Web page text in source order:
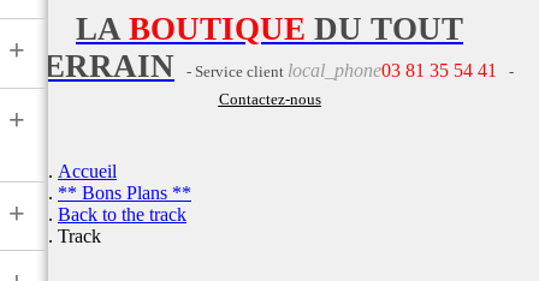
+
+
+
LA BOUTIQUE DU TOUT
TERRAIN
- Service client local_phone03 81 35 54 41
-
Contactez-nous
Accueil
** Bons Plans **
Back to the track
Track